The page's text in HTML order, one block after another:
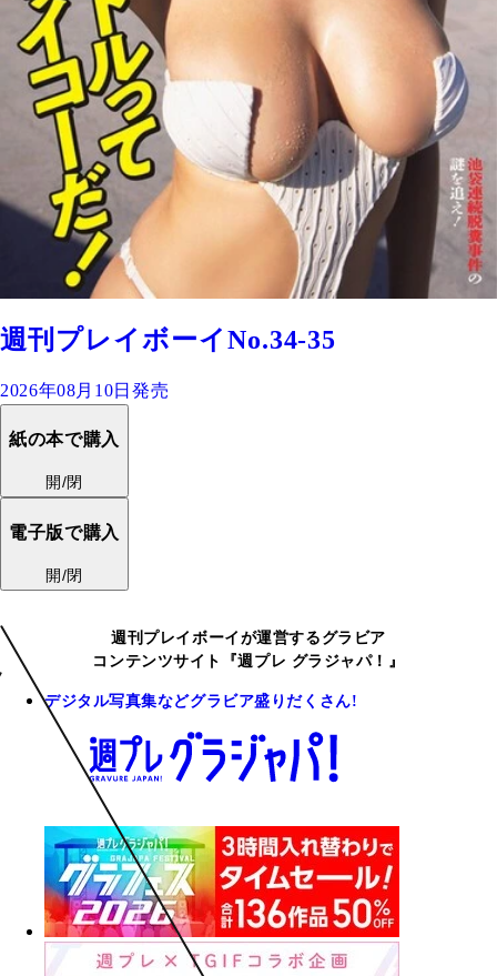
週刊プレイボーイNo.34-35
2026年08月10日発売
紙の本で購入
開/閉
電子版で購入
開/閉
週刊プレイボーイが運営するグラビア
コンテンツサイト『週プレ グラジャパ！』
デジタル写真集などグラビア盛りだくさん!